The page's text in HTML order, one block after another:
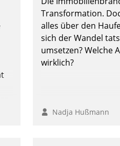
Nadja Hußmann
Transformation.
alles über den
sich der Wandel
umsetzen? Welche
wirklich?
Nadja Hußmann